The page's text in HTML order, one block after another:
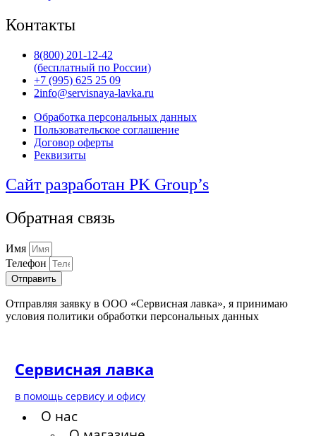
Контакты
8(800) 201-12-42
(бесплатный по России)
+7 (995) 625 25 09
2info@servisnaya-lavka.ru
Обработка персональных данных
Пользовательское соглашение
Договор оферты
Реквизиты
Сайт разработан PK Group’s
Обратная связь
Имя
Телефон
Отправить
Отправляя заявку в ООО «Сервисная лавка», я принимаю
условия политики обработки персональных данных
Сервисная лавка
в помощь сервису и офису
О нас